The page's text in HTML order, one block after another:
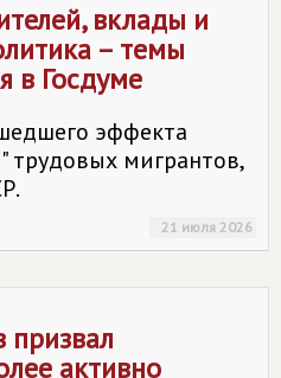
вклады и
– темы
в Госдуме
эффекта
трудовых мигрантов,
21 июля 2026
призвал
активно